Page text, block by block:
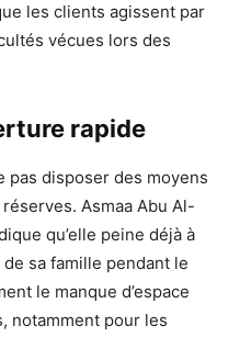
les clients agissent par
vécues lors des
rapide
pas disposer des moyens
Asmaa Abu Al-
qu’elle peine déjà à
sa famille pendant le
le manque d’espace
notamment pour les